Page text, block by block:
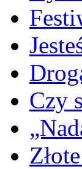
Czy